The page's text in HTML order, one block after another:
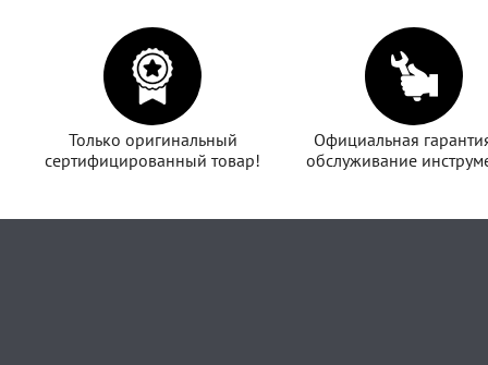
Только оригинальный
сертифицированный товар!
Официальная
обслуживание